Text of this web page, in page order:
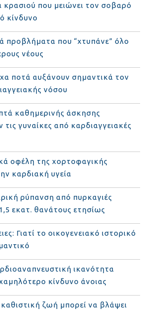
που μειώνει τον σοβαρό
κίνδυνο
προβλήματα που “χτυπάνε” όλο
νέους
ποτά αυξάνουν σημαντικά τον
νόσου
καθημερινής άσκησης
γυναίκες από καρδιαγγειακές
οφέλη της χορτοφαγικής
καρδιακή υγεία
ρύπανση από πυρκαγιές
εκατ. θανάτους ετησίως
Γιατί το οικογενειακό ιστορικό
ικανότητα
κίνδυνο άνοιας
ζωή μπορεί να βλάψει